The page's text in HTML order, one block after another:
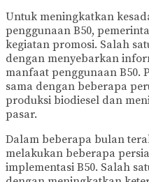
Untuk meningkatkan
penggunaan B50,
kegiatan promosi. Salah
dengan menyebarkan
manfaat penggunaan B50.
sama dengan beberapa
produksi biodiesel dan
pasar.
Dalam beberapa bulan
melakukan beberapa
implementasi B50. Salah